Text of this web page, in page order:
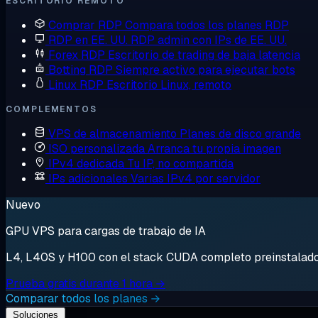
Comprar RDP Compara todos los planes RDP
RDP en EE. UU. RDP admin con IPs de EE. UU.
Forex RDP Escritorio de trading de baja latencia
Botting RDP Siempre activo para ejecutar bots
Linux RDP Escritorio Linux, remoto
COMPLEMENTOS
VPS de almacenamiento Planes de disco grande
ISO personalizadaArranca tu propia imagen
IPv4 dedicada Tu IP, no compartida
IPs adicionales Varias IPv4 por servidor
Nuevo
GPU VPS para cargas de trabajo de IA
L4, L40S y H100 con el stack CUDA completo
Prueba gratis durante 1 hora →
Comparar todos los planes →